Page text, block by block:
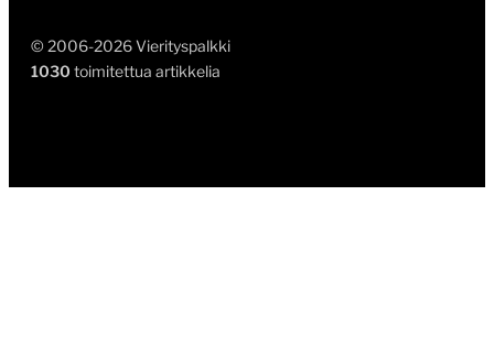
© 2006-2026 Vierityspalkki
1030 toimitettua artikkelia